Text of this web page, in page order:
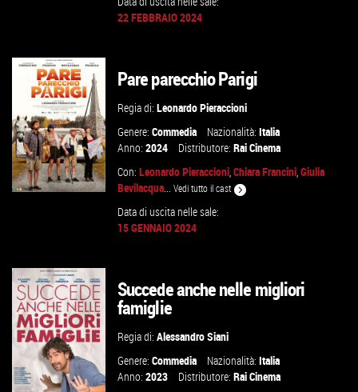
VAI ALLA SCHEDA
22 FEBBRAIO 2024
VAI ALLA SCHEDA
Pare parecchio Parigi
Regia di:Leonardo Pieraccioni
Genere:Commedia Nazionalità:Italia
Anno:2024 Distributore:Rai Cinema
Con:Leonardo Pieraccioni,Chiara Francini,Giulia
Bevilacqua...Vedi tutto il cast
Data di uscita nelle sale:
15 GENNAIO 2024
Succede anche nelle migliori
famiglie
Regia di:Alessandro Siani
Genere:Commedia Nazionalità:Italia
Anno:2023 Distributore:Rai Cinema